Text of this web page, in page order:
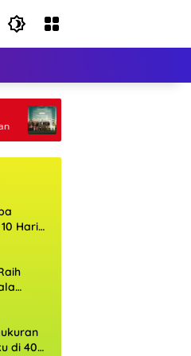
Pertamina Patra Niaga Papua
5 Penghargaan ISRA 2026
Hari
di 400